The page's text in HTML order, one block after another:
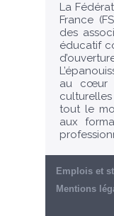
La
France
des
éducatif
au cœur
tout le
aux
Emplois et
Mentions